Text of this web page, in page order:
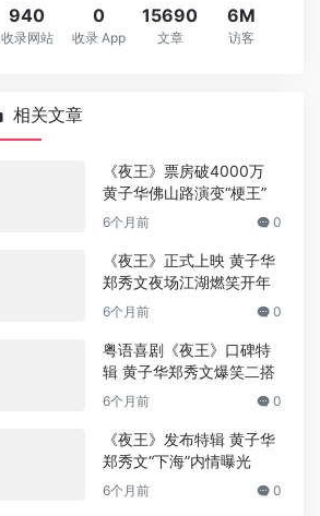
940
收录网站
0
收录 App
15690
文章
6M
访客
相关文章
《夜王》票房破4000万
黄子华佛山路演变“梗王”
6个月前 0
《夜王》正式上映 黄子华
郑秀文夜场江湖燃笑开年
6个月前 0
粤语喜剧《夜王》口碑特
辑 黄子华郑秀文爆笑二搭
6个月前 0
《夜王》发布特辑 黄子华
郑秀文“下海”内情曝光
6个月前 0